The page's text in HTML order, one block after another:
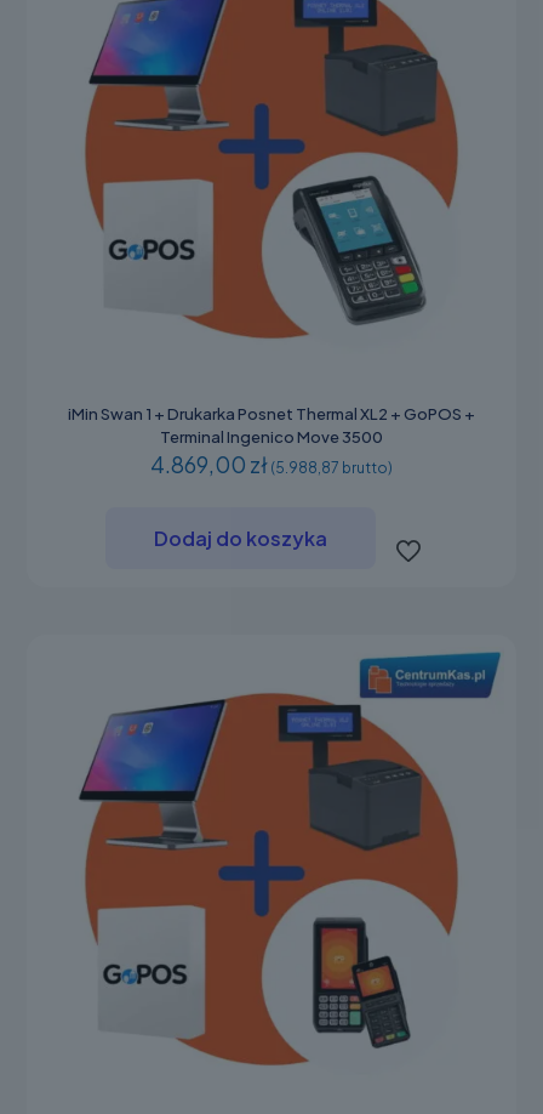
iMin Swan 1 + Drukarka Posnet Thermal XL2 + GoPOS +
Terminal Ingenico Move 3500
4.869,00 zł (5.988,87 brutto)
Dodaj do koszyka